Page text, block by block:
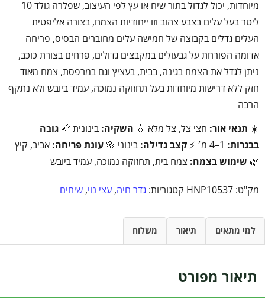
מיוחדות, יכול לגדול בתור שיח או עץ לפי העיצוב, שפלרה גולד 10
ליטר בעל עלים בצבע צהוב וזו ייחודיות הצמח, בצורה אליפטית
העלים גדלים בקבוצה של חמישה עלים מחוברים הבסיס, פריחה
אדומה הפורחת על גבעולים במקבצים גדולים, פרחים בצורת כוכב,
ניתן לגדל את הצמח בגינה, בבית, בעציץ וגם במרפסת, צמח מאוד
חזק ללא דרישות מיוחדות בעל תחזוקה נמוכה, עמיד ביובש ולא נתקף
הרבה
☀️ תנאי אור: חצי צל, צל מלא 💧 השקיה: בינונית 📏 גובה
בבגרות: 1–4 מ׳ ⚡ קצב גדילה: בינוני 🌸 עונת פריחה: אביב, קיץ
🌿 שימוש בצמח: צמח בית, תחזוקה נמוכה, עמיד ביובש
מק"ט: HNP10537 קטגוריות: גדר חיה, עצי נוי, שיחים
למי מתאים תיאור משלוח
תיאור מפורט